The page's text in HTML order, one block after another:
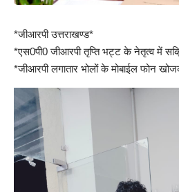
*जीआरपी उत्तराखण्ड*
*एस0पी0 जीआरपी तृप्ति भट्ट के नेतृत्व में
*जीआरपी लगातार भोलों के मोबाईल फोन